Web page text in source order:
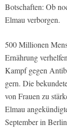
Botschaften: Ob
Elmau verborgen.
500 Millionen
Ernährung
Kampf gegen
gern. Die
von Frauen zu
Elmau
September in